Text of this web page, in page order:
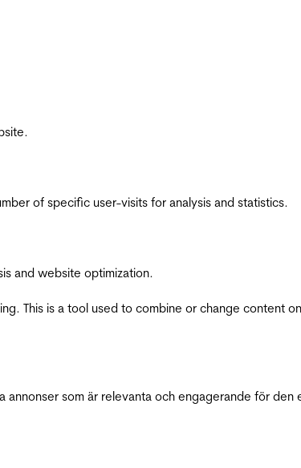
of specific user-visits for analysis and statistics.
and website optimization.
This is a tool used to combine or change content
som är relevanta och engagerande för